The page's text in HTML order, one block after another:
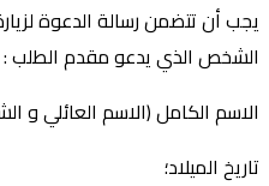
يجب أن تتضمن رسالة الدعوة
الشخص الذي يدعو مقدم الطلب :
الاسم الكامل (الاسم العائلي و
تاريخ الميلاد؛